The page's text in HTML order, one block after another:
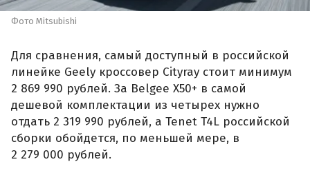
Фото Mitsubishi
Для сравнения, самый доступный в российской
линейке Geely кроссовер Cityray стоит минимум
2 869 990 рублей. За Belgee X50+ в самой
дешевой комплектации из четырех нужно
отдать 2 319 990 рублей, а Tenet T4L российской
сборки обойдется, по меньшей мере, в
2 279 000 рублей.